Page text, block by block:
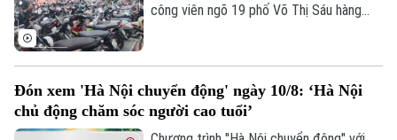
công viên ngõ 19 phố Võ Thị Sáu hàng
quyết tình trạng trên, vừa qua Công an
phường Bạch Mai đã tham mưu Ủy ban
Đón xem 'Hà Nội chuyển động' ngày 10/8: ‘Hà Nội
chủ động chăm sóc người cao tuổi’